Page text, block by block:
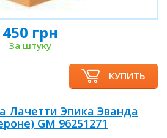
450 грн
За штуку
КУПИТЬ
Лачетти Эпика Эванда
GM 96251271